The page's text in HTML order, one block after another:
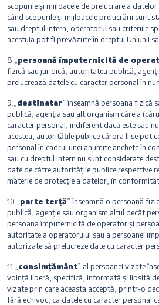
scopurile și mijloacele de prelucrare a
când scopurile și mijloacele prelucrării sunt
sau dreptul intern, operatorul sau criteriile
acestuia pot fi prevăzute în dreptul Uniunii
8.„ persoană împuternicită de
fizică sau juridică, autoritatea publică,
prelucrează datele cu caracter personal în
9.„ destinatar” înseamnă persoana fizică
publică, agenția sau alt organism căreia
caracter personal, indiferent dacă este sau
acestea, autoritățile publice cărora li se pot
personal în cadrul unei anumite anchete în
sau cu dreptul intern nu sunt considerate
date de către autoritățile publice respective
materie de protecție a datelor, în
10.„ parte terță” înseamnă o persoană
publică, agenție sau organism altul decât
persoana împuternicită de operator și
autoritate a operatorului sau a persoanei
autorizate să prelucreze date cu caracter
11.„ consimțământ” al persoanei vizate
voință liberă, specifică, informată și lipsită
vizate prin care aceasta acceptă, printr-o
fără echivoc, ca datele cu caracter personal